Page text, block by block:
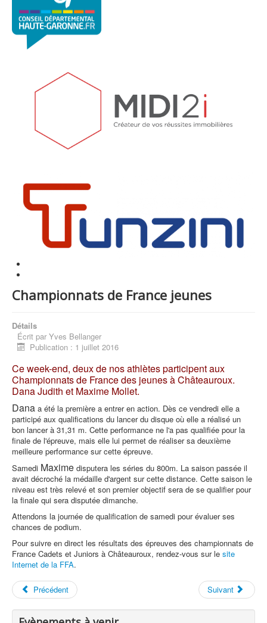
Championnats de France jeunes
Détails
Écrit par Yves Bellanger
Publication : 1 juillet 2016
Ce week-end, deux de nos athlètes participent aux
Championnats de France des jeunes à Châteauroux.
Dana Judith et Maxime Mollet.
Dana a été la première a entrer en action. Dès ce vendredi elle a
participé aux qualifications du lancer du disque où elle a réalisé un
bon lancer à 31,31 m. Cette performance ne l'a pas qualifiée pour la
finale de l'épreuve, mais elle lui permet de réaliser sa deuxième
meilleure performance sur cette épreuve.
Samedi Maxime disputera les séries du 800m. La saison passée il
avait décroché la médaille d'argent sur cette distance. Cette saison le
niveau est très relevé et son premier objectif sera de se qualifier pour
la finale qui sera disputée dimanche.
Attendons la journée de qualification de samedi pour évaluer ses
chances de podium.
Pour suivre en direct les résultats des épreuves des championnats de
France Cadets et Juniors à Châteauroux, rendez-vous sur le site
Internet de la FFA.
Précédent Suivant